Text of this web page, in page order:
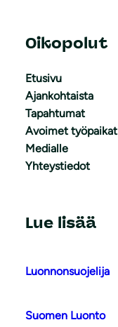
Oikopolut
Etusivu
Ajankohtaista
Tapahtumat
Avoimet työpaikat
Medialle
Yhteystiedot
Lue lisää
Luonnonsuojelija
Suomen Luonto